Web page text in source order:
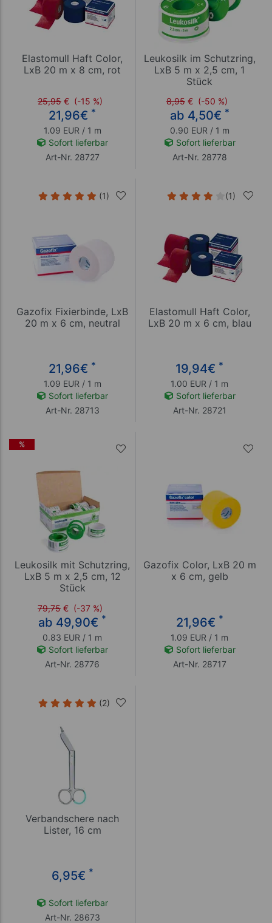
Elastomull Haft Color,
LxB 20 m x 8 cm, rot
25,95 € (-15 %)
21,96€ *
1.09 EUR / 1 m
Sofort lieferbar
Art-Nr. 28727
Leukosilk im Schutzring,
LxB 5 m x 2,5 cm, 1
Stück
8,95 € (-50 %)
ab 4,50€ *
0.90 EUR / 1 m
Sofort lieferbar
Art-Nr. 28778
(1)
Gazofix Fixierbinde, LxB
20 m x 6 cm, neutral
21,96€ *
1.09 EUR / 1 m
Sofort lieferbar
Art-Nr. 28713
(1)
Elastomull Haft Color,
LxB 20 m x 6 cm, blau
19,94€ *
1.00 EUR / 1 m
Sofort lieferbar
Art-Nr. 28721
%
Leukosilk mit Schutzring,
LxB 5 m x 2,5 cm, 12
Stück
79,75 € (-37 %)
ab 49,90€ *
0.83 EUR / 1 m
Sofort lieferbar
Art-Nr. 28776
Gazofix Color, LxB 20 m
x 6 cm, gelb
21,96€ *
1.09 EUR / 1 m
Sofort lieferbar
Art-Nr. 28717
(2)
Verbandschere nach
Lister, 16 cm
6,95€ *
Sofort lieferbar
Art-Nr. 28673